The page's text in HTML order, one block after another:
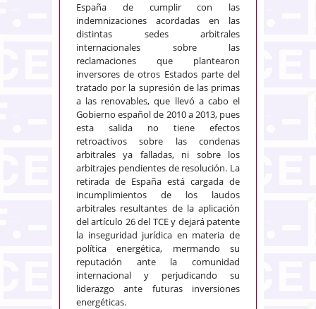
España de cumplir con las
indemnizaciones acordadas en las
distintas sedes arbitrales
internacionales sobre las
reclamaciones que plantearon
inversores de otros Estados parte del
tratado por la supresión de las primas
a las renovables, que llevó a cabo el
Gobierno español de 2010 a 2013, pues
esta salida no tiene efectos
retroactivos sobre las condenas
arbitrales ya falladas, ni sobre los
arbitrajes pendientes de resolución. La
retirada de España está cargada de
incumplimientos de los laudos
arbitrales resultantes de la aplicación
del artículo 26 del TCE y dejará patente
la inseguridad jurídica en materia de
política energética, mermando su
reputación ante la comunidad
internacional y perjudicando su
liderazgo ante futuras inversiones
energéticas.